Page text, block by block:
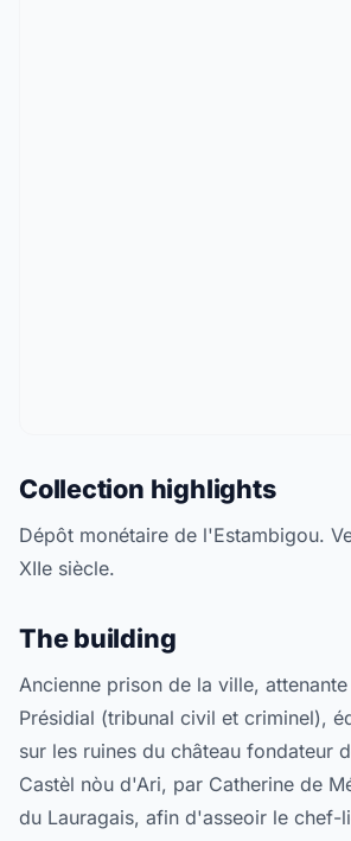
Collection highlights
Dépôt monétaire de l'Estambigou.
XIIe siècle.
The building
Ancienne prison de la ville,
Présidial (tribunal civil et criminel),
sur les ruines du château fondateur
Castèl nòu d'Ari, par Catherine de
du Lauragais, afin d'asseoir le chef-